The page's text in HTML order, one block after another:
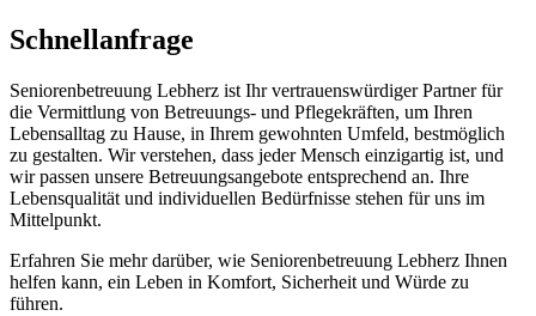
Schnell­anfrage
Seniorenbetreuung Lebherz ist Ihr vertrauenswürdiger Partner für
die Vermittlung von Betreuungs- und Pflegekräften, um Ihren
Lebensalltag zu Hause, in Ihrem gewohnten Umfeld, bestmöglich
zu gestalten. Wir verstehen, dass jeder Mensch einzigartig ist, und
wir passen unsere Betreuungsangebote entsprechend an. Ihre
Lebensqualität und individuellen Bedürfnisse stehen für uns im
Mittelpunkt.
Erfahren Sie mehr darüber, wie Seniorenbetreuung Lebherz Ihnen
helfen kann, ein Leben in Komfort, Sicherheit und Würde zu
führen.